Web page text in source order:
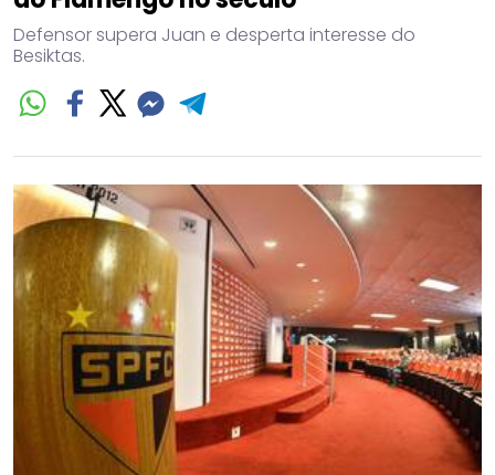
Defensor supera Juan e desperta interesse do
Besiktas.